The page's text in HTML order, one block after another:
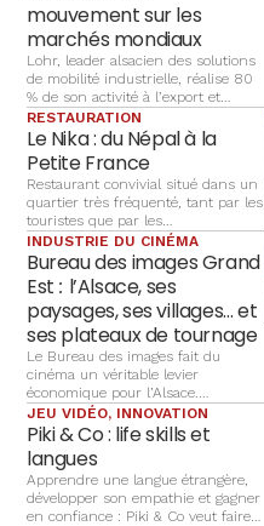
mouvement sur les
marchés mondiaux
Lohr, leader alsacien des solutions
de mobilité industrielle, réalise 80
% de son activité à l’export et
décroche le prix « Développement
export exemplaire et V.I.E » des
Trophées Alsace Export 2026.
RESTAURATION
Le Nika : du Népal à la
Petite France
Restaurant convivial situé dans un
quartier très fréquenté, tant par les
touristes que par les
Strasbourgeois, Le Nika propose
une cuisine alsacienne
traditionnelle remise au goût du
jour, dans une ambiance simple et
chaleureuse.
INDUSTRIE DU CINÉMA
Bureau des images Grand
Est : l’Alsace, ses
paysages, ses villages… et
ses plateaux de tournage
Le Bureau des images fait du
cinéma un véritable levier
économique pour l’Alsace.
Longtemps perçue comme un
simple enjeu culturel, la production
audiovisuelle est aujourd’hui un
outil stratégique au service de
l’attractivité, de l’emploi et du
développement des territoires.
JEU VIDÉO, INNOVATION
Piki & Co : life skills et
langues
Apprendre une langue étrangère,
développer son empathie et gagner
en confiance : Piki & Co veut faire